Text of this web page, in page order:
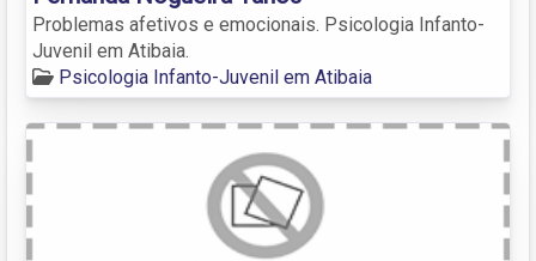
Problemas afetivos e emocionais. Psicologia Infanto-
Juvenil em Atibaia.
Psicologia Infanto-Juvenil em Atibaia